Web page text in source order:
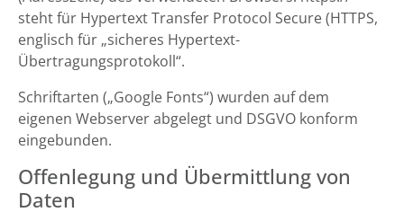
steht für Hypertext Transfer Protocol Secure (HTTPS,
englisch für „sicheres Hypertext-
Übertragungsprotokoll“.
Schriftarten („Google Fonts“) wurden auf dem
eigenen Webserver abgelegt und DSGVO konform
eingebunden.
Offenlegung und Übermittlung von
Daten